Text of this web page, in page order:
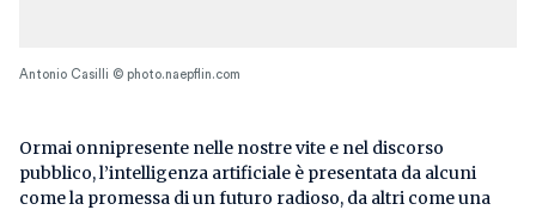
Antonio Casilli © photo.naepflin.com
Ormai onnipresente nelle nostre vite e nel discorso
pubblico, l’intelligenza artificiale è presentata da alcuni
come la promessa di un futuro radioso, da altri come una